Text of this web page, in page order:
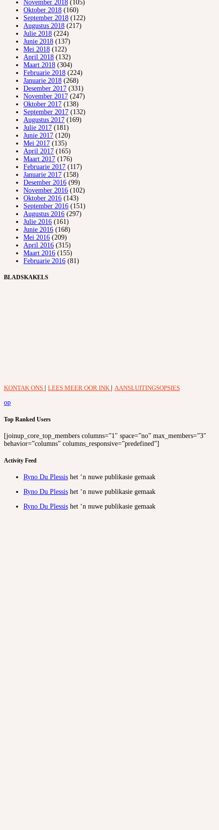
November 2018 (105)
Oktober 2018 (160)
September 2018 (122)
Augustus 2018 (217)
Julie 2018 (224)
Junie 2018 (137)
Mei 2018 (122)
April 2018 (132)
Maart 2018 (304)
Februarie 2018 (224)
Januarie 2018 (268)
Desember 2017 (331)
November 2017 (247)
Oktober 2017 (138)
September 2017 (132)
Augustus 2017 (169)
Julie 2017 (181)
Junie 2017 (120)
Mei 2017 (135)
April 2017 (165)
Maart 2017 (176)
Februarie 2017 (117)
Januarie 2017 (158)
Desember 2016 (99)
November 2016 (102)
Oktober 2016 (143)
September 2016 (151)
Augustus 2016 (297)
Julie 2016 (161)
Junie 2016 (168)
Mei 2016 (209)
April 2016 (315)
Maart 2016 (155)
Februarie 2016 (81)
BLADSKAKELS
KONTAK ONS LEES MEER OOR INK
AANSLUITINGSOPSIES
op
Top Ranked Users
[joinup_core_top_members columns=”1″ space=”no” max_members=”3″
behavior=”columns” columns_responsive=”predefined”]
Activity Feed
Ryno Du Plessis het ‘n nuwe publikasie gemaak
Ryno Du Plessis het ‘n nuwe publikasie gemaak
Ryno Du Plessis het ‘n nuwe publikasie gemaak